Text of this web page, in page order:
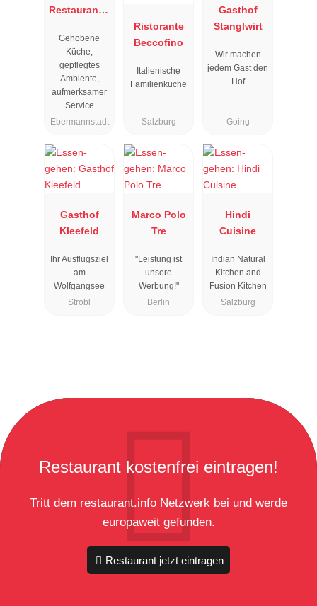
Restaurant "
"
Gehobene
Küche,
gepflegtes
Ambiente,
aufmerksamer
Service
Ebermannstadt
Ristorante
Beccofino
Italienische
Familienküche
Salzburg
Gasthof
Stanglwirt
Wir machen
jedem Gast den
Hof
Going
Gasthof
Kleefeld
Ihr Ausflugsziel
am
Wolfgangsee
Strobl
Marco Polo
Tre
"Leistung ist
unsere
Werbung!"
Berlin
Hindi
Cuisine
Indian Natural
Kitchen and
Fusion Kitchen
Salzburg
Restaurant kostenfrei eintragen!
Tritt dem restaurant.info Netzwerk bei und werde
europaweit gefunden.
Restaurant jetzt eintragen